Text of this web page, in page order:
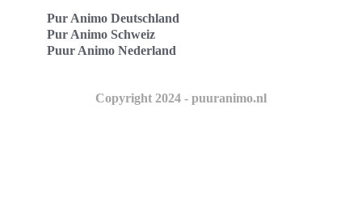
Pur Animo Deutschland
Pur Animo Schweiz
Puur Animo Nederland
Copyright 2024 - puuranimo.nl